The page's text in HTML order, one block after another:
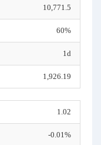
10,771.5
60%
1d
1,926.19
1.02
-0.01%